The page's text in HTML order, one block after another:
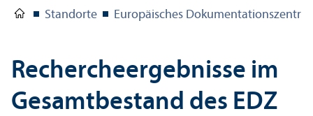
Standorte Europäisches
Rechercheergebnisse im
Gesamtbestand des EDZ